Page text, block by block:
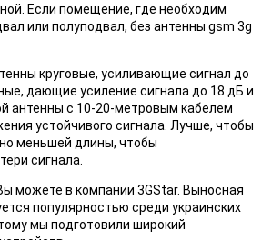
Если помещение, где необходим
или полуподвал, без антенны gsm 3g
круговые, усиливающие сигнал до
дающие усиление сигнала до 18 дБ и
антенны с 10-20-метровым кабелем
устойчивого сигнала. Лучше, чтобы
меньшей длины, чтобы
сигнала.
можете в компании 3GStar. Выносная
популярностью среди украинских
мы подготовили широкий